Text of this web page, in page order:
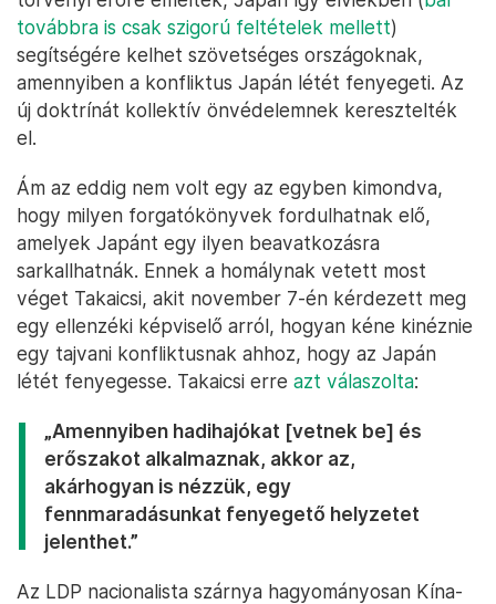
továbbra is csak szigorú feltételek mellett)
segítségére kelhet szövetséges országoknak,
amennyiben a konfliktus Japán létét fenyegeti. Az
új doktrínát kollektív önvédelemnek keresztelték
el.
Ám az eddig nem volt egy az egyben kimondva,
hogy milyen forgatókönyvek fordulhatnak elő,
amelyek Japánt egy ilyen beavatkozásra
sarkallhatnák. Ennek a homálynak vetett most
véget Takaicsi, akit november 7-én kérdezett meg
egy ellenzéki képviselő arról, hogyan kéne kinéznie
egy tajvani konfliktusnak ahhoz, hogy az Japán
létét fenyegesse. Takaicsi erre azt válaszolta:
„Amennyiben hadihajókat [vetnek be] és
erőszakot alkalmaznak, akkor az,
akárhogyan is nézzük, egy
fennmaradásunkat fenyegető helyzetet
jelenthet.”
Az LDP nacionalista szárnya hagyományosan Kína-